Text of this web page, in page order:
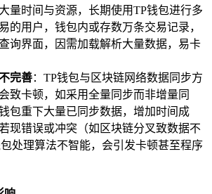
量时间与资源，长期使用TP钱包进行多
的用户，钱包内或存数万条交易记录，
询界面，因需加载解析大量数据，易卡
完善：TP钱包与区块链网络数据同步方
致卡顿，如采用全量同步而非增量同
包重下大量已同步数据，增加时间成
现错误或冲突（如区块链分叉致数据不
处理算法不智能，会引发卡顿甚至程序